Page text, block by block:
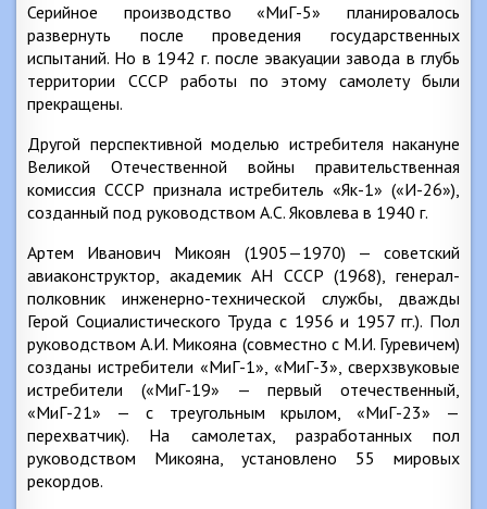
Серийное производство «МиГ-5» планировалось
развернуть после проведения государственных
испытаний. Но в 1942 г. после эвакуации завода в глубь
территории СССР работы по этому самолету были
прекращены.
Другой перспективной моделью истребителя накануне
Великой Отечественной войны правительственная
комиссия СССР признала истребитель «Як-1» («И-26»),
созданный под руководством А.С. Яковлева в 1940 г.
Артем Иванович Микоян (1905—1970) — советский
авиаконструктор, академик АН СССР (1968), генерал-
полковник инженерно-технической службы, дважды
Герой Социалистического Труда с 1956 и 1957 гг.). Пол
руководством А.И. Микояна (совместно с М.И. Гуревичем)
созданы истребители «МиГ-1», «МиГ-3», сверхзвуковые
истребители («МиГ-19» — первый отечественный,
«МиГ-21» — с треугольным крылом, «МиГ-23» —
перехватчик). На самолетах, разработанных пол
руководством Микояна, установлено 55 мировых
рекордов.